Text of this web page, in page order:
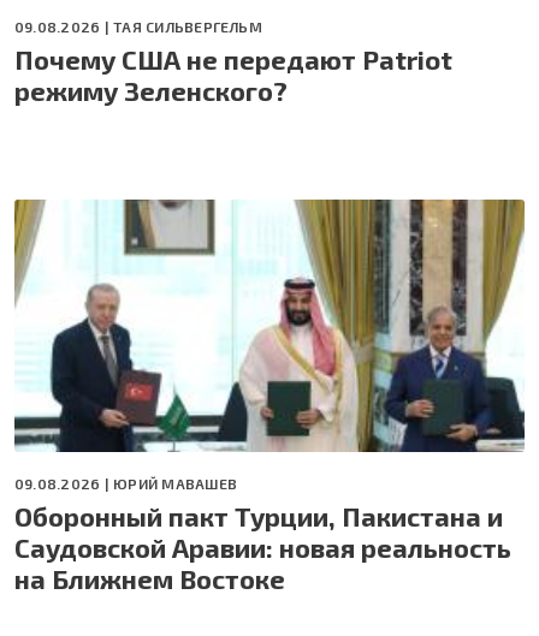
09.08.2026 |ТАЯ СИЛЬВЕРГЕЛЬМ
Почему США не передают Patriot
режиму Зеленского?
09.08.2026 | ЮРИЙ МАВАШЕВ
Оборонный пакт Турции, Пакистана и
Саудовской Аравии: новая реальность
на Ближнем Востоке